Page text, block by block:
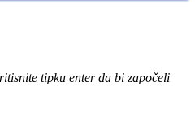
tipku enter da bi započeli